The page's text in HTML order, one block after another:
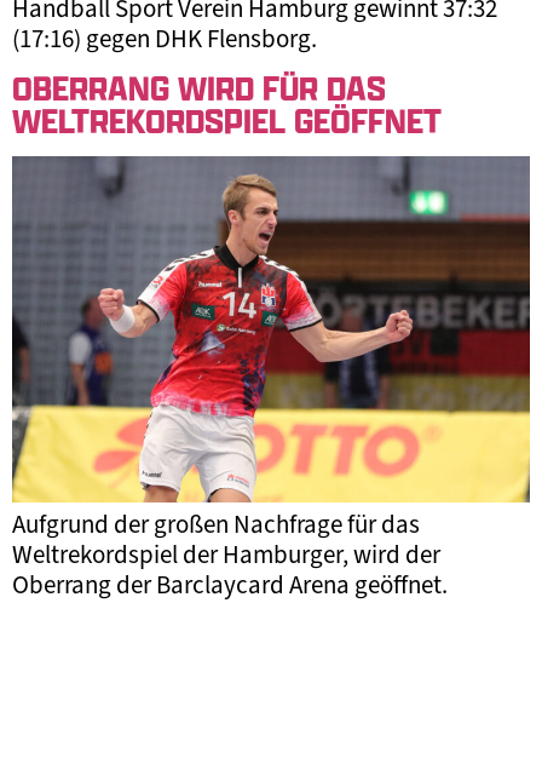
Handball Sport Verein Hamburg gewinnt 37:32
(17:16) gegen DHK Flensborg.
OBERRANG WIRD FÜR DAS
WELTREKORDSPIEL GEÖFFNET
Aufgrund der großen Nachfrage für das
Weltrekordspiel der Hamburger, wird der
Oberrang der Barclaycard Arena geöffnet.